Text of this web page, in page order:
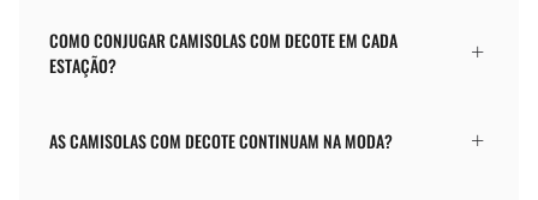
COMO CONJUGAR CAMISOLAS COM DECOTE EM CADA
ESTAÇÃO?
AS CAMISOLAS COM DECOTE CONTINUAM NA MODA?